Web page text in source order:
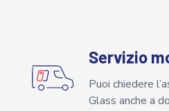
Servizio
Puoi chiedere
Glass anche a